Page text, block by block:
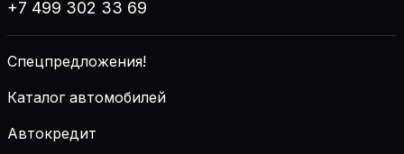
+7 499 302 33 69
Спецпредложения!
Каталог автомобилей
Автокредит